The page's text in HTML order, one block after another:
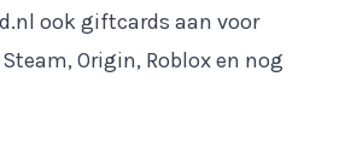
ook giftcards aan voor
Origin, Roblox en nog